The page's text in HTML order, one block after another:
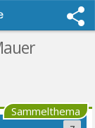
Sammelthema